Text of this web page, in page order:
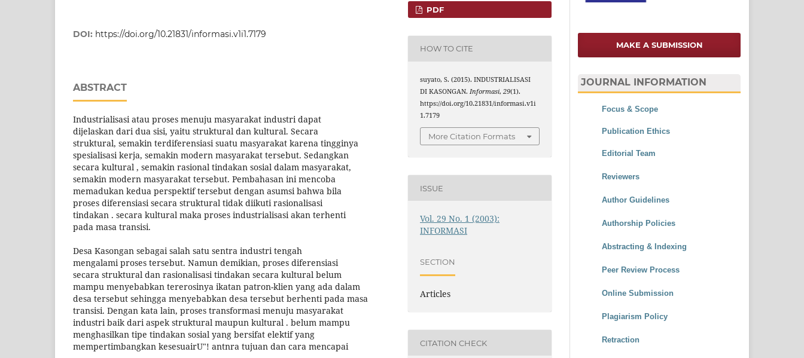
DOI: https://doi.org/10.21831/informasi.v1i1.7179
ABSTRACT
Industrialisasi atau proses menuju masyarakat industri dapat
dijelaskan dari dua sisi, yaitu struktural dan kultural. Secara
struktural, semakin terdiferensiasi suatu masyarakat karena tingginya
spesialisasi kerja, semakin modern masyarakat tersebut. Sedangkan
secara kultural , semakin rasional tindakan sosial dalam masyarakat,
semakin modern masyarakat tersebut. Pembahasan ini mencoba
memadukan kedua perspektif tersebut dengan asumsi bahwa bila
proses diferensiasi secara struktural tidak diikuti rasionalisasi
tindakan . secara kultural maka proses industrialisasi akan terhenti
pada masa transisi.
Desa Kasongan sebagai salah satu sentra industri tengah
mengalami proses tersebut. Namun demikian, proses diferensiasi
secara struktural dan rasionalisasi tindakan secara kultural belum
mampu menyebabkan tererosinya ikatan patron-klien yang ada dalam
desa tersebut sehingga menyebabkan desa tersebut berhenti pada masa
transisi. Dengan kata lain, proses transformasi menuju masyarakat
industri baik dari aspek struktural maupun kultural . belum mampu
menghasilkan tipe tindakan sosial yang bersifat elektif yang
mempertimbangkan kesesuairU"! antnra tujuan dan cara mencapai
PDF
HOW TO CITE
suyato, S. (2015). INDUSTRIALISASI
DI KASONGAN. Informasi,29(1).
https://doi.org/10.21831/informasi.v1i
1.7179
More Citation Formats
ISSUE
Vol. 29 No. 1 (2003):
INFORMASI
SECTION
Articles
CITATION CHECK
MAKE A SUBMISSION
JOURNAL INFORMATION
Focus & Scope
Publication Ethics
Editorial Team
Reviewers
Author Guidelines
Authorship Policies
Abstracting & Indexing
Peer Review Process
Online Submission
Plagiarism Policy
Retraction